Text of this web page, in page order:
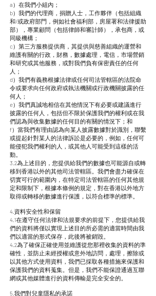
a）在我們小組內；
b）我們的代理商，捐贈人士，工作夥伴（包括組織
和/或政府部門，例如社會福利部，房屋署和法律援助
部），專業顧問（包括律師和審計師），承包商，或
同級機構；
c）第三方服務提供商，其提供與慈善組織的運營和
維護有關的行政，財務，數據處理，電信，市場營銷
和研究或其他服務，或對我們負有保密責任的任何
人；
d）我們有義務根據法律或任何司法管轄區的法院命
令或要求向任何政府或執法機關或行政機關披露的任
何人；
e）我們真誠地相信在其他情況下有必要或建議進行
披露的任何人，包括但不限於保護我們的權利或在我
們認為與收集數據的任何目的有關的情況下；和
f）當我們有理由認為向某人披露數據對於識別，聯繫
或提起針對某人的法律訴訟是必要的，例如，任何可
能侵犯我們權利的人，或其他人可能受到這樣的活
動。
3.2為上述目的，您提供給我們的數據也可能源自或轉
移到香港以外的其他司法管轄區。我們會盡力確保在
切實可行的範圍內，在特定司法管轄區的任何其他規
定和限制下，根據本條例的規定，對在香港以外地方
取得或轉移的數據進行保護，以符合標準的標準。
4.資料安全性和保留
4.1在遵守任何法律和法規要求的前提下，您提供給我
們的資料將僅以實現上述目的所必需的適當時間由我
們以適當的形式保存，此後將被銷毀。
4.2為了確保正確使用並維護從您那裡收集的資料的準
確性，並防止未經授權或意外地訪問，處理，擦除或
以其他方式使用資料，我們已採取各種措施來保護和
保護我們的資料蒐集。但是，我們不能保證通過互聯
網或其他媒體進行的資料傳輸是完全安全的。
5.我們對兒童隱私的承諾